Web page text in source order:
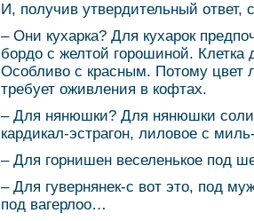
И, получив утвердительный ответ,
– Они кухарка? Для кухарок
бордо с желтой горошиной. Клетка
Особливо с красным. Потому цвет
требует оживления в кофтах.
– Для нянюшки? Для нянюшки
кардикал-эстрагон, лиловое с
– Для горнишен веселенькое под
– Для гувернянек-с вот это, под
под вагерлоо…